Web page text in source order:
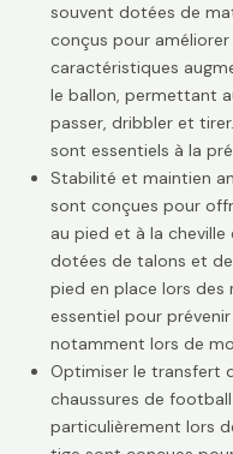
souvent dotées de
conçus pour
caractéristiques
le ballon, permettant
passer, dribbler et
sont essentiels à la
Stabilité et maintien
sont conçues pour
au pied et à la cheville
dotées de talons et
pied en place lors des
essentiel pour
notamment lors de
Optimiser le transfert
chaussures de
particulièrement lors